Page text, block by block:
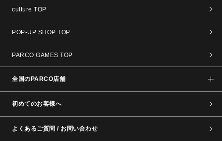
culture TOP
POP-UP SHOP TOP
PARCO GAMES TOP
全国のPARCO店舗
初めてのお客様へ
よくあるご質問 / お問い合わせ